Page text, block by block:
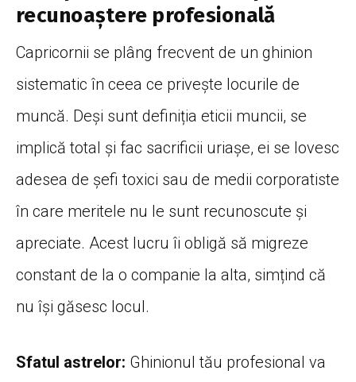
recunoaștere profesională
Capricornii se plâng frecvent de un ghinion
sistematic în ceea ce privește locurile de
muncă. Deși sunt definiția eticii muncii, se
implică total și fac sacrificii uriașe, ei se lovesc
adesea de șefi toxici sau de medii corporatiste
în care meritele nu le sunt recunoscute și
apreciate. Acest lucru îi obligă să migreze
constant de la o companie la alta, simțind că
nu își găsesc locul.
Sfatul astrelor: Ghinionul tău profesional va